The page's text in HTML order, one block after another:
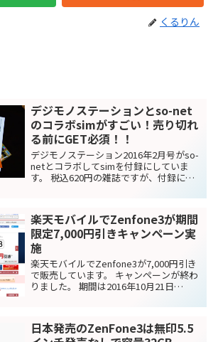
くるりん
デジモノステーションとso-net
のコラボsimがすごい！売り切れ
る前にGET必須！！
デジモノステーション2016年2月号がso-
netとコラボしてsimを付録にしていま
す。 税込620円の雑誌ですが、付録につ
無料で使用できます。 な、なんと、初期
手数料も無料です！！ これは買うし...
楽天モバイルでZenfone3が期間
限定7,000円引きキャンペーン実
施
楽天モバイルでZenfone3が7,000円引き
で販売しています。 キャンペーンが終わ
りました。 期間は2016年10月21日
なり次第終了です。 条件は、キャンペー
ン期間中に"Zen...
日本発売のZenFone3は無印5.5